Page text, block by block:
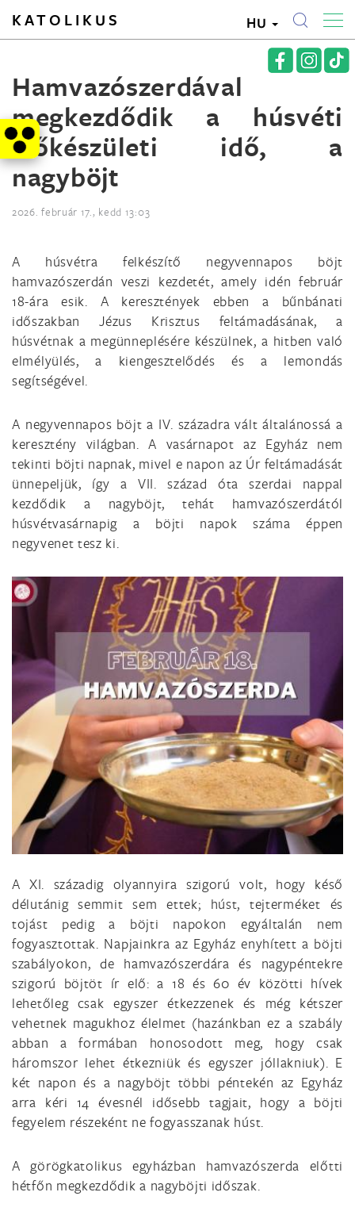
KATOLIKUS HU
Hamvazószerdával
megkezdődik a húsvéti
előkészületi idő, a
nagyböjt
2026. február 17., kedd 13:03
A húsvétra felkészítő negyvennapos böjt
hamvazószerdán veszi kezdetét, amely idén február
18-ára esik. A keresztények ebben a bűnbánati
időszakban Jézus Krisztus feltámadásának, a
húsvétnak a megünneplésére készülnek, a hitben való
elmélyülés, a kiengesztelődés és a lemondás
segítségével.
A negyvennapos böjt a IV. századra vált általánossá a
keresztény világban. A vasárnapot az Egyház nem
tekinti böjti napnak, mivel e napon az Úr feltámadását
ünnepeljük, így a VII. század óta szerdai nappal
kezdődik a nagyböjt, tehát hamvazószerdától
húsvétvasárnapig a böjti napok száma éppen
negyvenet tesz ki.
A XI. századig olyannyira szigorú volt, hogy késő
délutánig semmit sem ettek; húst, tejterméket és
tojást pedig a böjti napokon egyáltalán nem
fogyasztottak. Napjainkra az Egyház enyhített a böjti
szabályokon, de hamvazószerdára és nagypéntekre
szigorú böjtöt ír elő: a 18 és 60 év közötti hívek
lehetőleg csak egyszer étkezzenek és még kétszer
vehetnek magukhoz élelmet (hazánkban ez a szabály
abban a formában honosodott meg, hogy csak
háromszor lehet étkezniük és egyszer jóllakniuk). E
két napon és a nagyböjt többi péntekén az Egyház
arra kéri 14 évesnél idősebb tagjait, hogy a böjti
fegyelem részeként ne fogyasszanak húst.
A görögkatolikus egyházban hamvazószerda előtti
hétfőn megkezdődik a nagyböjti időszak.